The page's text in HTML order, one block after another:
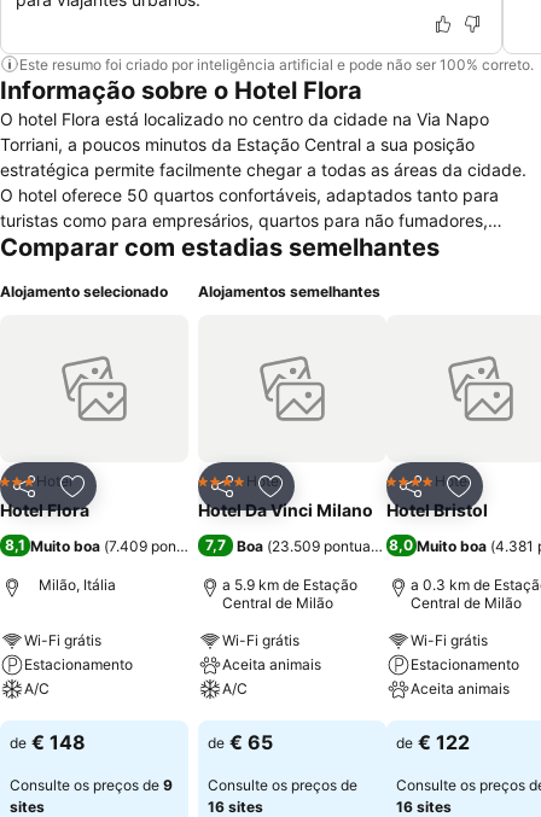
Este resumo foi criado por inteligência artificial e pode não ser 100% correto.
Informação sobre o Hotel Flora
O hotel Flora está localizado no centro da cidade na Via Napo
Torriani, a poucos minutos da Estação Central a sua posição
estratégica permite facilmente chegar a todas as áreas da cidade.
O hotel oferece 50 quartos confortáveis, adaptados tanto para
turistas como para empresários, quartos para não fumadores,
decorados em estilo clássico e equipados com confortos modernos,
via satélite, acesso à internet, rádio e casa de banho privada com
elegante e agradável que foi recentemente renovado para
satisfazer todas as necessidades e oferece instalações e serviços,
bar, recepção 24 horas com jornais diários, cofre, elevador, ar
câmbio, serviço de fax e fotocópia, pequeno-almoço buffet servido
na área do bar, acesso à internet sem fio e pontos de internet,
serviço de lavandaria, assistência turística, sala de leitura e
televisão, telefone público e estacionamento na proximidade
Comparar com estadias semelhantes
Alojamento selecionado
PartilharAdicionar aos favoritos
3 Estrelas
Hotel
Hotel Flora
8,1 Muito boa (7.409 pontuações )
Milão, Itália
Wi-Fi grátis
Estacionamento
A/C
Ver preços
de € 148
Consulte os preços de 9
sites
Alojamentos semelhantes
PartilharAdicionar aos favoritos
4 EstrelasHotel
Hotel Da Vinci Milano
7,7 Boa (23.509 pontuações)
a 5.9 km de Estação
Central de Milão
Wi-Fi grátis
Aceita animais
A/C
Ver preços
de € 65
Consulte os preços de
16 sites
Partilhar
4 EstrelasHotel
Hotel Bristol
8,0Muito boa (4.381
a 0.3 km de
Central de Milão
Wi-Fi grátis
Estacionamento
Aceita animais
Ver preços
de € 122
Consulte os preços
16 sites